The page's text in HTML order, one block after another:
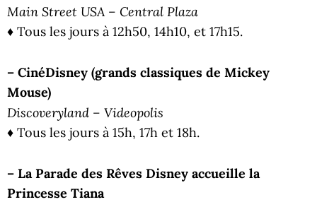
Main Street USA – Central Plaza
♦ Tous les jours à 12h50, 14h10, et 17h15.
– CinéDisney (grands classiques de Mickey
Mouse)
Discoveryland – Videopolis
♦ Tous les jours à 15h, 17h et 18h.
– La Parade des Rêves Disney accueille la
Princesse Tiana